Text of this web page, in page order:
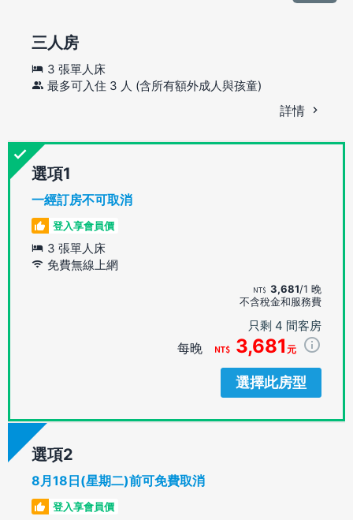
三人房
3 張單人床
最多可入住 3 人 (含所有額外成人與孩童)
詳情
選項
一經訂房不可取消
登入享會員價
3 張單人床
免費無線上網
3,681/1 晚
不含稅金和服務費
只剩 4 間客房
每晚 3,681 元
選擇此房型
選項
8月18日(星期二)前可免費取消
登入享會員價